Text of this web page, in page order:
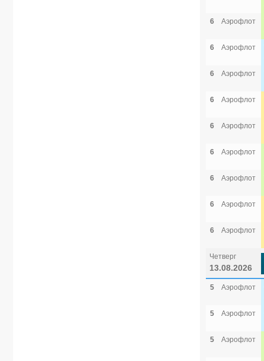
6 Аэрофлот
6 Аэрофлот
6 Аэрофлот
6 Аэрофлот
6 Аэрофлот
6 Аэрофлот
6 Аэрофлот
6 Аэрофлот
6 Аэрофлот
Четверг
13.08.2026
5 Аэрофлот
5 Аэрофлот
5 Аэрофлот